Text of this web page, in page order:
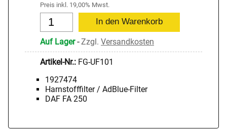
Preis inkl. 19,00% Mwst.
Auf Lager-Zzgl. Versandkosten
Artikel-Nr.: FG-UF101
1927474
Harnstofffilter / AdBlue-Filter
DAF FA 250